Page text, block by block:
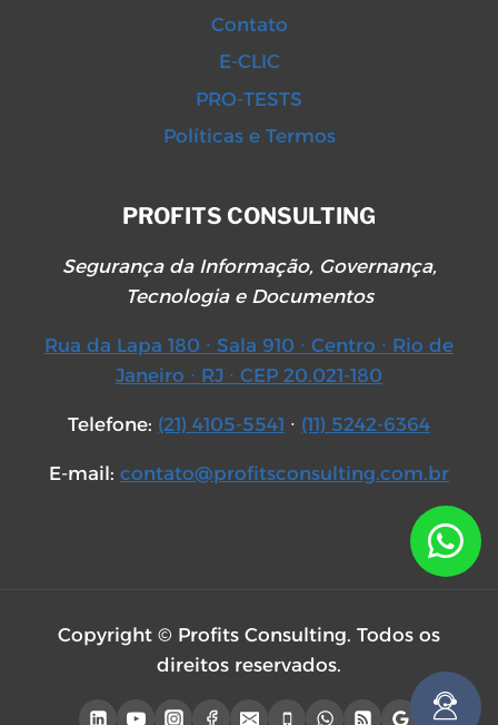
Contato
E-CLIC
PRO-TESTS
Políticas e Termos
PROFITS CONSULTING
Segurança da Informação, Governança,
Tecnologia e Documentos
Rua da Lapa 180 ∙ Sala 910 ∙ Centro ∙ Rio de
Janeiro ∙ RJ ∙ CEP 20.021-180
Telefone: (21) 4105-5541 ∙ (11) 5242-6364
E-mail: contato@profitsconsulting.com.br
Copyright © Profits Consulting. Todos os
direitos reservados.